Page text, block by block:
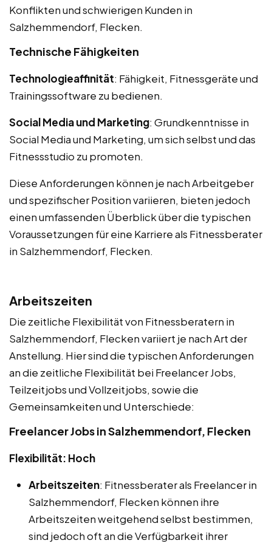
Konflikten und schwierigen Kunden in
Salzhemmendorf, Flecken.
Technische Fähigkeiten
Technologieaffinität: Fähigkeit, Fitnessgeräte und
Trainingssoftware zu bedienen.
Social Media und Marketing: Grundkenntnisse in
Social Media und Marketing, um sich selbst und das
Fitnessstudio zu promoten.
Diese Anforderungen können je nach Arbeitgeber
und spezifischer Position variieren, bieten jedoch
einen umfassenden Überblick über die typischen
Voraussetzungen für eine Karriere als Fitnessberater
in Salzhemmendorf, Flecken.
Arbeitszeiten
Die zeitliche Flexibilität von Fitnessberatern in
Salzhemmendorf, Flecken variiert je nach Art der
Anstellung. Hier sind die typischen Anforderungen
an die zeitliche Flexibilität bei Freelancer Jobs,
Teilzeitjobs und Vollzeitjobs, sowie die
Gemeinsamkeiten und Unterschiede:
Freelancer Jobs in Salzhemmendorf, Flecken
Flexibilität: Hoch
Arbeitszeiten: Fitnessberater als Freelancer in
Salzhemmendorf, Flecken können ihre
Arbeitszeiten weitgehend selbst bestimmen,
sind jedoch oft an die Verfügbarkeit ihrer